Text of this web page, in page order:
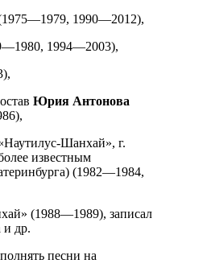
1990—2012),
1994—2003),
Юрия Антонова
Шанхай», г.
известным
(1982—1984,
(1988—1989), записал
и др.
песни на